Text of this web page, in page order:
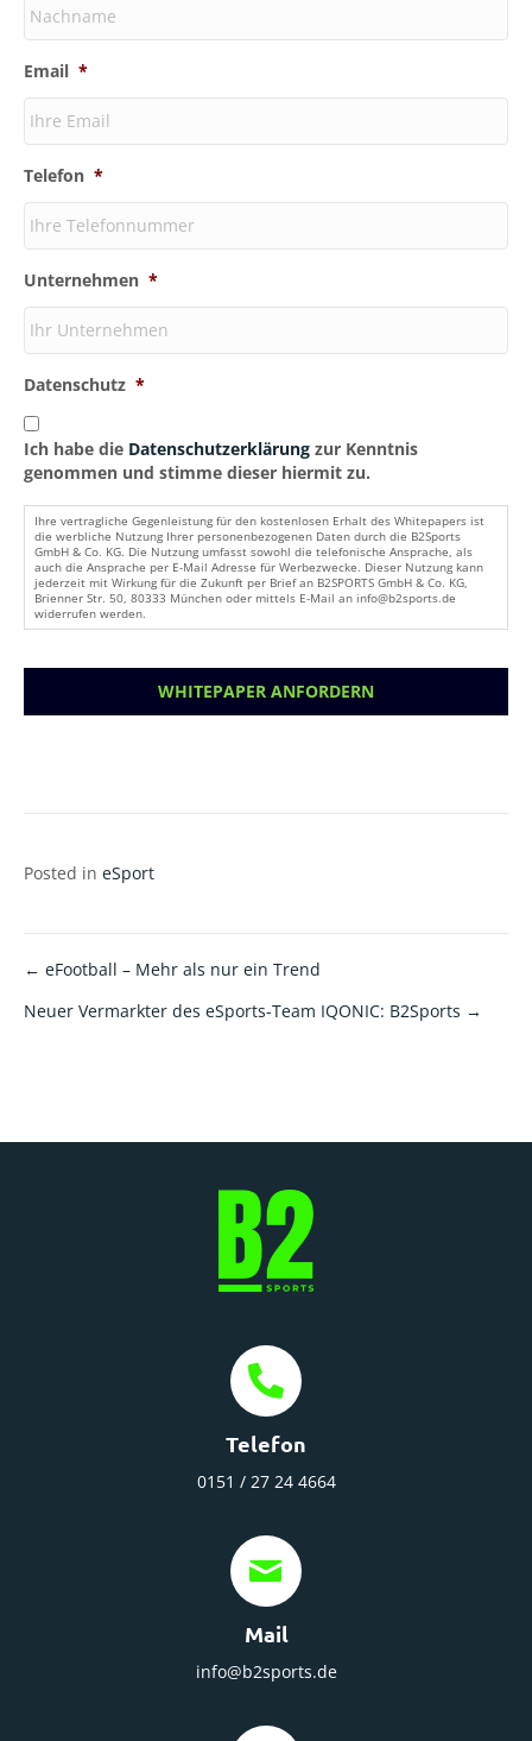
Nachname
Email *
Telefon *
Unternehmen *
Datenschutz *
Ich habe die Datenschutzerklärung zur Kenntnis
genommen und stimme dieser hiermit zu.
Ihre vertragliche Gegenleistung für den kostenlosen Erhalt des Whitepapers ist
die werbliche Nutzung Ihrer personenbezogenen Daten durch die B2Sports
GmbH & Co. KG. Die Nutzung umfasst sowohl die telefonische Ansprache, als
auch die Ansprache per E-Mail Adresse für Werbezwecke. Dieser Nutzung kann
jederzeit mit Wirkung für die Zukunft per Brief an B2SPORTS GmbH & Co. KG,
Brienner Str. 50, 80333 München oder mittels E-Mail an info@b2sports.de
widerrufen werden.
Posted in eSport
Beitragsnavigation
← eFootball – Mehr als nur ein Trend
Neuer Vermarkter des eSports-Team IQONIC: B2Sports →
Telefon
0151 / 27 24 4664
Mail
info@b2sports.de